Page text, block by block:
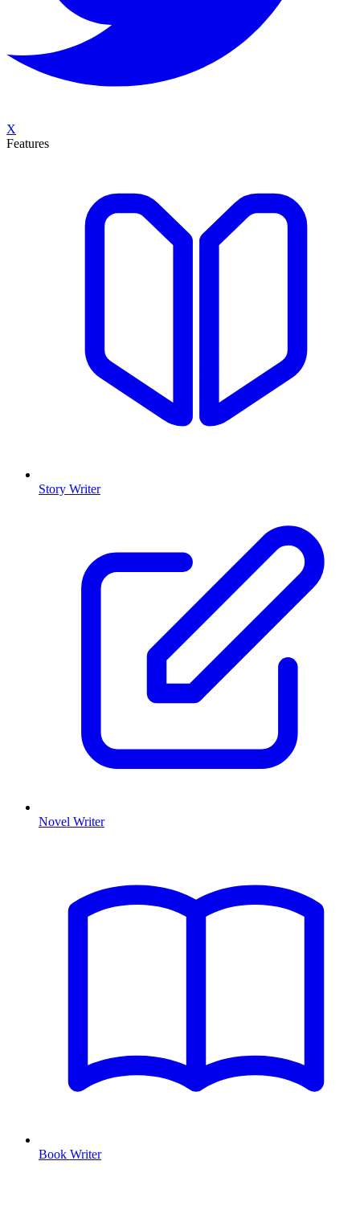
X
Features
Story Writer
Novel Writer
Book Writer